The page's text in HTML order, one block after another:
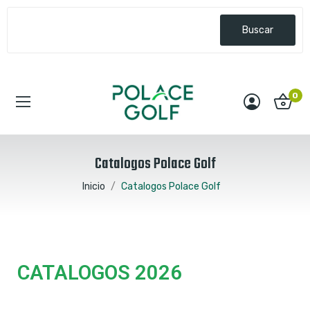
Buscar
0
Catalogos Polace Golf
Inicio Catalogos Polace Golf
CATALOGOS 2026